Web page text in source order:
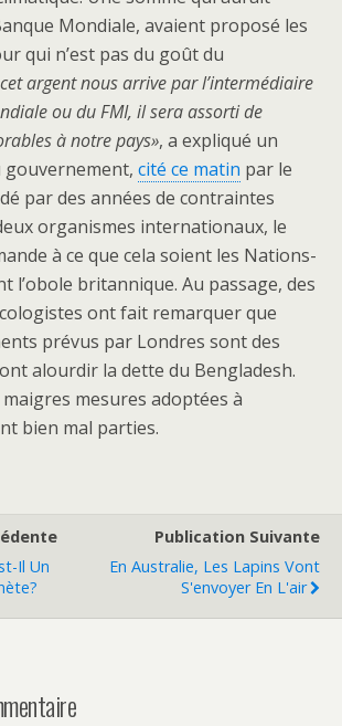
Mondiale, avaient proposé les
qui n’est pas du goût du
argent nous arrive par l’intermédiaire
ou du FMI, il sera assorti de
à notre pays», a expliqué un
cité ce matin par le
par des années de contraintes
organismes internationaux, le
à ce que cela soient les Nations-
l’obole britannique. Au passage, des
ont fait remarquer que
prévus par Londres sont des
alourdir la dette du Bengladesh.
mesures adoptées à
bien mal parties.
Il Un
Publication Suivante
En Australie, Les Lapins Vont
S'envoyer En L'air